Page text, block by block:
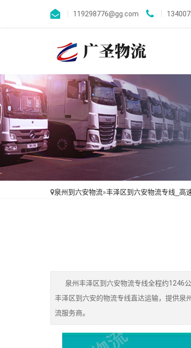
119298776@gg.com
泉州到六安物流»丰泽区到六安物流专线_高
泉州丰泽区到六安物流专线全程约1246公
丰泽区到六安的物流专线直达运输，提供泉
流服务商。